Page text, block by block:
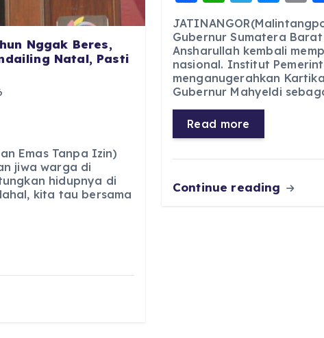
Nggak Beres,
Natal, Pasti
Emas Tanpa Izin)
jiwa warga di
hidupnya di
kita tau bersama
a
c
e
b
o
o
k
h
a
ts
A
p
p
el
e
g
r
a
e
ss
e
n
g
m
l
Gubernur Sumatera
Ansharullah kembali
nasional. Institut
menganugerahkan
Gubernur Mahyeldi
Read more
Continue reading